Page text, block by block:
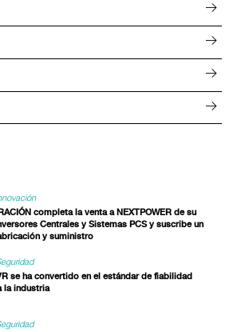
completa la venta a NEXTPOWER de su
Centrales y Sistemas PCS y suscribe un
y suministro
se ha convertido en el estándar de fiabilidad
la industria